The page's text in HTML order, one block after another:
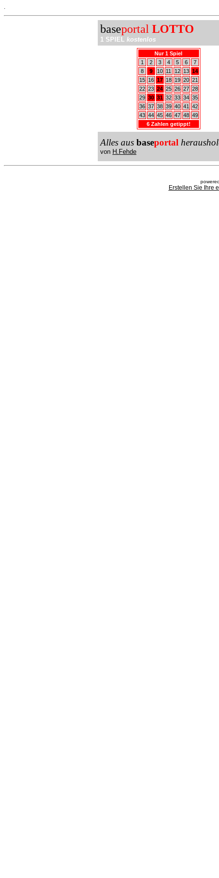
baseportal LOTTO
1 SPIEL kostenlos
Nur 1 Spiel
1
2 3 4 5 6
7
8
9 10 11 12 13 14
15
16 17 18 19 20 21
22 23 24 25 26 27 28
29 30 31 32 33 34 35
36 37 38 39 40 41
42
43 44 45 46 47 48 49
6 Zahlen getippt!
Alles aus baseportal
von H.Fehde
Erstellen Sie Ihre